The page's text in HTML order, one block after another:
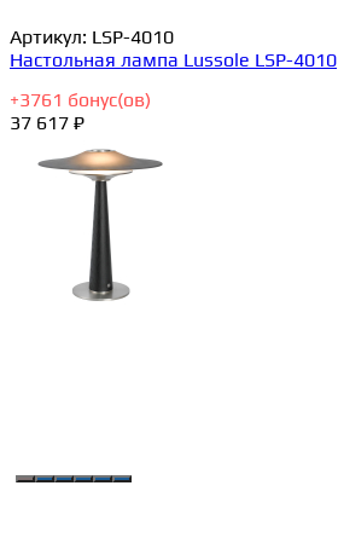
Артикул: LSP-4010
Настольная лампа Lussole LSP-4010
+3761 бонус(ов)
37 617 ₽